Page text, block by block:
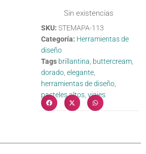
Sin existencias
SKU:STEMAPA-113
Categoría: Herramientas de
diseño
Tags brillantina buttercream
dorado ,elegante
herramientas de diseño
pasteles altos ,viajes